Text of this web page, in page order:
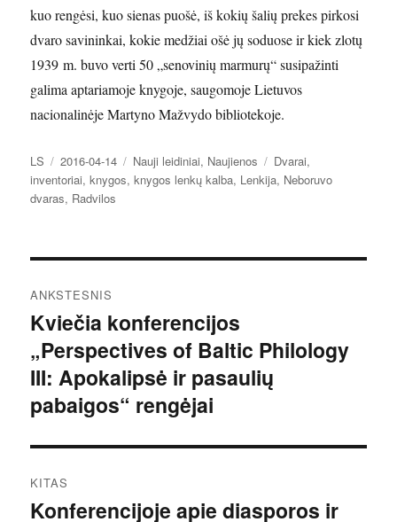
kuo rengėsi, kuo sienas puošė, iš kokių šalių prekes pirkosi
dvaro savininkai, kokie medžiai ošė jų soduose ir kiek zlotų
1939 m. buvo verti 50 „senovinių marmurų“ susipažinti
galima aptariamoje knygoje, saugomoje Lietuvos
nacionalinėje Martyno Mažvydo bibliotekoje.
Autorius
LS Paskelbta
2016-04-14 Kategorijos
Nauji leidiniai, Naujienos Žymos
Dvarai,
inventoriai,knygos,knygos lenkų kalba, Lenkija, Neboruvo
dvaras, Radvilos
tarp
įrašų
ANKSTESNIS
Ankstesnis
įrašas:
Kviečia konferencijos
„Perspectives of Baltic Philology
III: Apokalipsė ir pasaulių
pabaigos“ rengėjai
KITAS
Kitas
Konferencijoje apie diasporos ir